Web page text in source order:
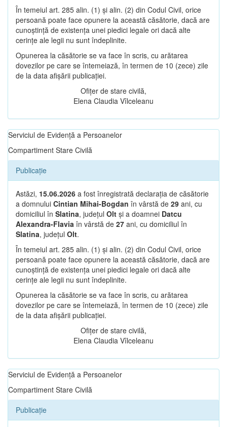
În temeiul art. 285 alin. (1) și alin. (2) din Codul Civil, orice
persoană poate face opunere la această căsătorie, dacă are
cunoștință de existența unei piedici legale ori dacă alte
cerințe ale legii nu sunt îndeplinite.
Opunerea la căsătorie se va face în scris, cu arătarea
dovezilor pe care se întemeiază, în termen de 10 (zece) zile
de la data afișării publicației.
Ofițer de stare civilă,
Elena Claudia Vîlceleanu
Serviciul de Evidență a Persoanelor
Compartiment Stare Civilă
Publicație
Astăzi, 15.06.2026 a fost înregistrată declarația de căsătorie
a domnului Cintian Mihai-Bogdan în vârstă de 29 ani, cu
domiciliul în Slatina, județul Olt și a doamnei Datcu
Alexandra-Flavia în vârstă de 27 ani, cu domiciliul în
Slatina, județul Olt.
În temeiul art. 285 alin. (1) și alin. (2) din Codul Civil, orice
persoană poate face opunere la această căsătorie, dacă are
cunoștință de existența unei piedici legale ori dacă alte
cerințe ale legii nu sunt îndeplinite.
Opunerea la căsătorie se va face în scris, cu arătarea
dovezilor pe care se întemeiază, în termen de 10 (zece) zile
de la data afișării publicației.
Ofițer de stare civilă,
Elena Claudia Vîlceleanu
Serviciul de Evidență a Persoanelor
Compartiment Stare Civilă
Publicație